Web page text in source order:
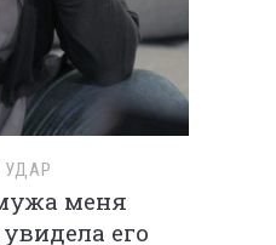
меня
его